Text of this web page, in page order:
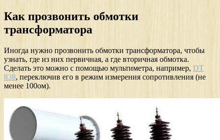
Как прозвонить обмотки
трансформатора
Иногда нужно прозвонить обмотки трансформатора, чтобы
узнать, где из них первичная, а где вторичная обмотка.
Сделать это можно с помощью мультиметра, например, DT
838, переключив его в режим измерения сопротивления (не
менее 100ом).